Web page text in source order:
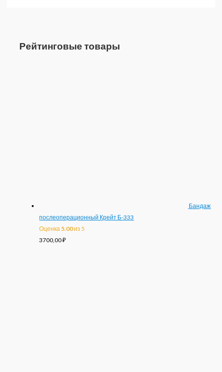
Рейтинговые товары
Бандаж
послеоперационный Крейт Б-333
Оценка 5.00из 5
3700,00₽